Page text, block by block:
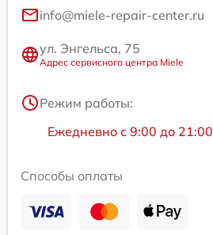
info@miele-repair-center.ru
ул. Энгельса, 75
Адрес сервисного центра Miele
Режим работы:
Ежедневно с 9:00 до 21:00
Способы оплаты